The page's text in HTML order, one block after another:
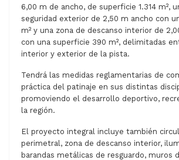
6,00 m de ancho, de superficie 1.314 m²,
seguridad exterior de 2,50 m ancho con
m² y una zona de descanso interior de
con una superficie 390 m², delimitadas
interior y exterior de la pista.
Tendrá las medidas reglamentarias de
práctica del patinaje en sus distintas
promoviendo el desarrollo deportivo,
la región.
El proyecto integral incluye también
perimetral, zona de descanso interior,
barandas metálicas de resguardo, muros